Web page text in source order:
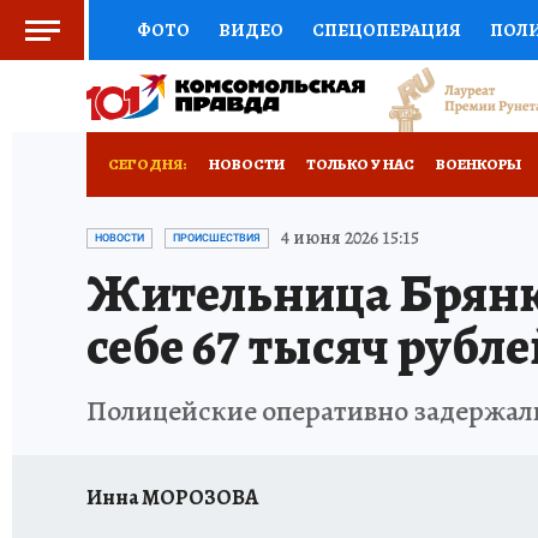
ФОТО ВИДЕО СПЕЦОПЕРАЦИЯ
СОЦПОДДЕРЖКА НАУКА СПОРТ
НЕДВИЖИМОСТЬ
РАДИО КП НОВОЕ
СЕГОДНЯ: НОВОСТИ ТОЛЬКО У НАС ВОЕНКОРЫ
ИСПЫТАНО НА СЕБЕ
НОВОСТИ ПРОИСШЕСТВИЯ 4 июня 2026 15:15
Жительница
себе 67 тысяч
Полицейские оперативно
Инна МОРОЗОВА